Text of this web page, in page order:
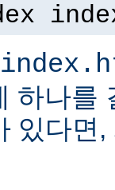
하나를
있다면